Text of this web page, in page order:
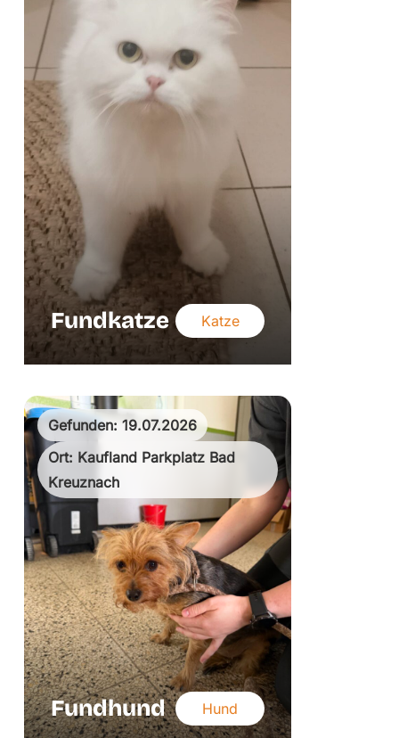
Fundkatze Katze
Gefunden: 19.07.2026
Ort: Kaufland Parkplatz Bad
Kreuznach
Fundhund Hund